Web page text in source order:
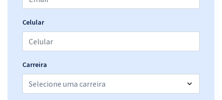
Celular
Carreira